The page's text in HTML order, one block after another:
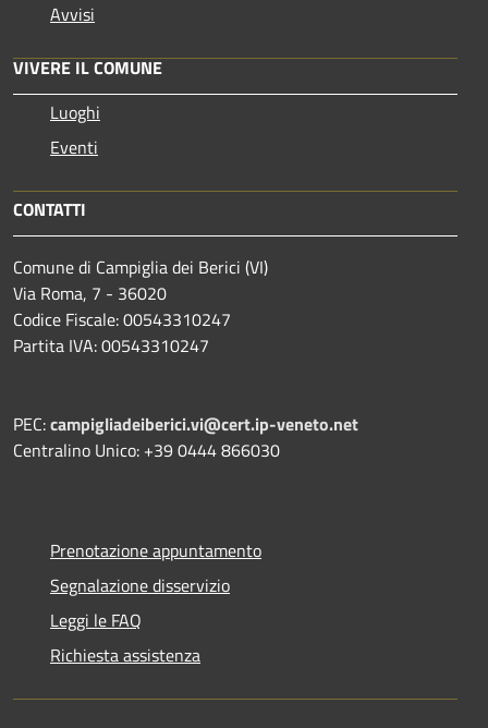
Avvisi
VIVERE IL COMUNE
Luoghi
Eventi
CONTATTI
Comune di Campiglia dei Berici (VI)
Via Roma, 7 - 36020
Codice Fiscale: 00543310247
Partita IVA: 00543310247
PEC:campigliadeiberici.vi@cert.ip-veneto.net
Centralino Unico: +39 0444 866030
Prenotazione appuntamento
Segnalazione disservizio
Leggi le FAQ
Richiesta assistenza